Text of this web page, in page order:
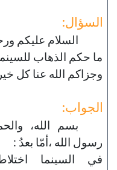
السؤال:
السلام عليكم
ما حكم الذهاب
وجزاكم الله عنا كل خير
الجواب:
بسم الله،
رسول الله ،أمّا بعدُ :
في السينما